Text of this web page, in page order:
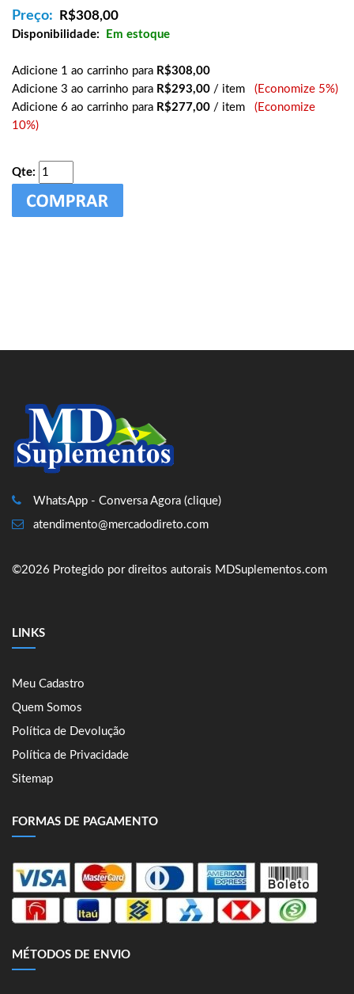
Preço: R$308,00
Disponibilidade: Em estoque
Adicione 1 ao carrinho para R$308,00
Adicione 3 ao carrinho para R$293,00 / item (Economize 5%)
Adicione 6 ao carrinho para R$277,00 / item (Economize
10%)
Qte:
WhatsApp - Conversa Agora (clique)
atendimento@mercadodireto.com
©2026 Protegido por direitos autorais MDSuplementos.com
LINKS
Meu Cadastro
Quem Somos
Política de Devolução
Política de Privacidade
Sitemap
FORMAS DE PAGAMENTO
MÉTODOS DE ENVIO